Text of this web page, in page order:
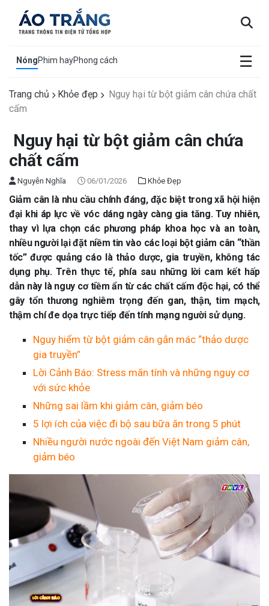
NóngPhim hayPhong cách ☰
×
Trang chủ Khỏe đẹp
Nguy hại từ bột giảm cân chứa chất
cấm
Nguy hại từ bột giảm cân chứa
chất cấm
Nguyễn Nghĩa 06/01/2026 Khỏe Đẹp
Giảm cân là nhu cầu chính đáng, đặc biệt trong xã hội hiện
đại khi áp lực về vóc dáng ngày càng gia tăng. Tuy nhiên,
thay vì lựa chọn các phương pháp khoa học và an toàn,
nhiều người lại đặt niềm tin vào các loại bột giảm cân “thần
tốc” được quảng cáo là thảo dược, gia truyền, không tác
dụng phụ. Trên thực tế, phía sau những lời cam kết hấp
dẫn này là nguy cơ tiềm ẩn từ các chất cấm độc hại, có thể
gây tổn thương nghiêm trọng đến gan, thận, tim mạch,
thậm chí đe dọa trực tiếp đến tính mạng người sử dụng.
Nguy hiểm từ bột giảm cân gắn mác “thảo dược
gia truyền”
Lời Cảnh Báo: Stress mãn tính và những nguy cơ
với sức khỏe
Những sai lầm khi giảm cân, giảm béo
5 lợi ích của việc đi bộ sau bữa ăn trong 5 phút
Nhiều người nước ngoài đến Việt Nam giảm cân,
giảm béo